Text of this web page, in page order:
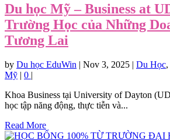
Du học Mỹ – Business at
Trường Học của Những
Tương Lai
by Du học EduWin Nov 3, 2025 Du Học,
Mỹ
0
Khoa Business tại University of Dayton
học tập năng động, thực tiễn và...
Read More